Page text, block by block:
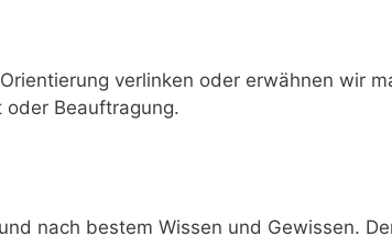
verlinken oder erwähnen wir
oder Beauftragung.
nach bestem Wissen und Gewissen.